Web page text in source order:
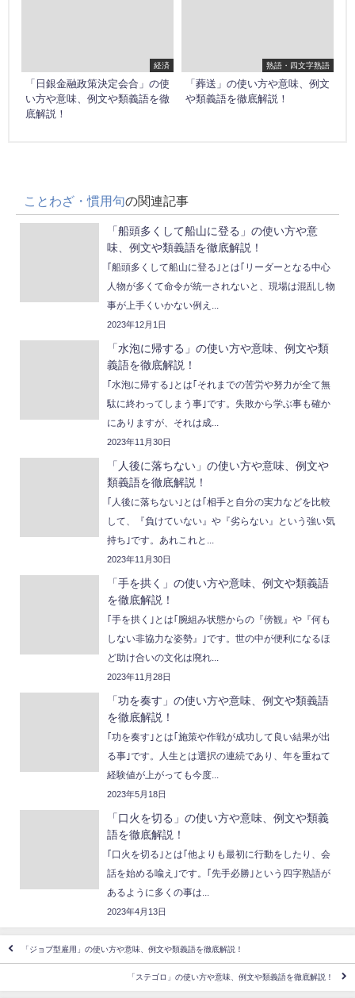
経済
「日銀金融政策決定会合」の使
い方や意味、例文や類義語を徹
底解説！
熟語・四文字熟語
「葬送」の使い方や意味、例文
や類義語を徹底解説！
ことわざ・慣用句の関連記事
「船頭多くして船山に登る」の使い方や意
味、例文や類義語を徹底解説！
｢船頭多くして船山に登る｣とは｢リーダーとなる中心
人物が多くて命令が統一されないと、現場は混乱し物
事が上手くいかない例え...
2023年12月1日
「水泡に帰する」の使い方や意味、例文や類
義語を徹底解説！
｢水泡に帰する｣とは｢それまでの苦労や努力が全て無
駄に終わってしまう事｣です。失敗から学ぶ事も確か
にありますが、それは成...
2023年11月30日
「人後に落ちない」の使い方や意味、例文や
類義語を徹底解説！
｢人後に落ちない｣とは｢相手と自分の実力などを比較
して、『負けていない』や『劣らない』という強い気
持ち｣です。あれこれと...
2023年11月30日
「手を拱く」の使い方や意味、例文や類義語
を徹底解説！
｢手を拱く｣とは｢腕組み状態からの『傍観』や『何も
しない非協力な姿勢』｣です。世の中が便利になるほ
ど助け合いの文化は廃れ...
2023年11月28日
「功を奏す」の使い方や意味、例文や類義語
を徹底解説！
｢功を奏す｣とは｢施策や作戦が成功して良い結果が出
る事｣です。人生とは選択の連続であり、年を重ねて
経験値が上がっても今度...
2023年5月18日
「口火を切る」の使い方や意味、例文や類義
語を徹底解説！
｢口火を切る｣とは｢他よりも最初に行動をしたり、会
話を始める喩え｣です。｢先手必勝｣という四字熟語が
あるように多くの事は...
2023年4月13日
「ジョブ型雇用」の使い方や意味、例文や類義語を徹底解説！
「ステゴロ」の使い方や意味、例文や類義語を徹底解説！